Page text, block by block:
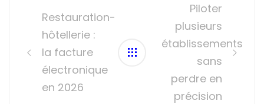
Restauration-
hôtellerie :
la facture
électronique
en 2026
Piloter
plusieurs
établissements
sans
perdre en
précision